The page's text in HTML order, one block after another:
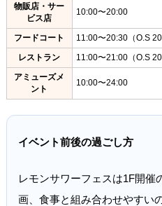
物販店・サー
ビス店
10:00〜20:00
フードコート
11:00〜20:30（O.S
レストラン
11:00〜21:00（O.S
アミューズメ
ント
10:00〜24:00
イベント前後の過ごし方
レモンサワーフェスは1F開催
画、食事と組み合わせやすい